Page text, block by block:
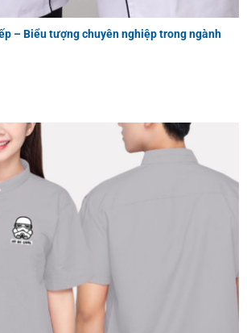
– Biểu tượng chuyên nghiệp trong ngành